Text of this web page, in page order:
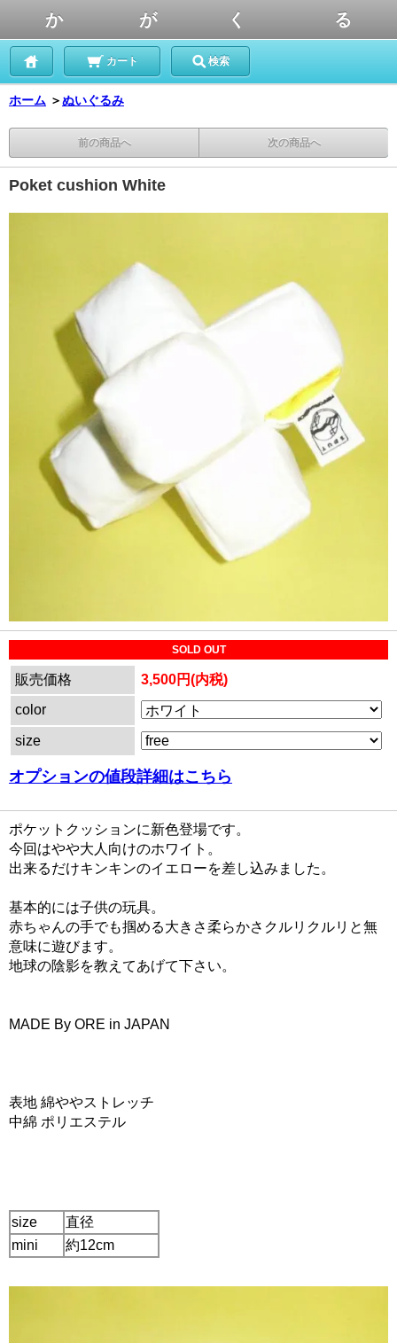
か が く る
カート 検索
ホーム ＞ぬいぐるみ
前の商品へ 次の商品へ
Poket cushion White
SOLD OUT
販売価格
3,500円(内税)
color
size
オプションの値段詳細はこちら
ポケットクッションに新色登場です。
今回はやや大人向けのホワイト。
出来るだけキンキンのイエローを差し込みました。
基本的には子供の玩具。
赤ちゃんの手でも掴める大きさ柔らかさクルリクルリと無
意味に遊びます。
地球の陰影を教えてあげて下さい。
MADE By ORE in JAPAN
表地 綿ややストレッチ
中綿 ポリエステル
size
直径
mini
約12cm